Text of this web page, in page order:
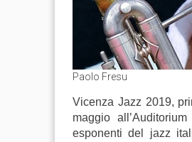
Paolo Fresu
Vicenza Jazz 2019,
maggio
esponenti del jazz